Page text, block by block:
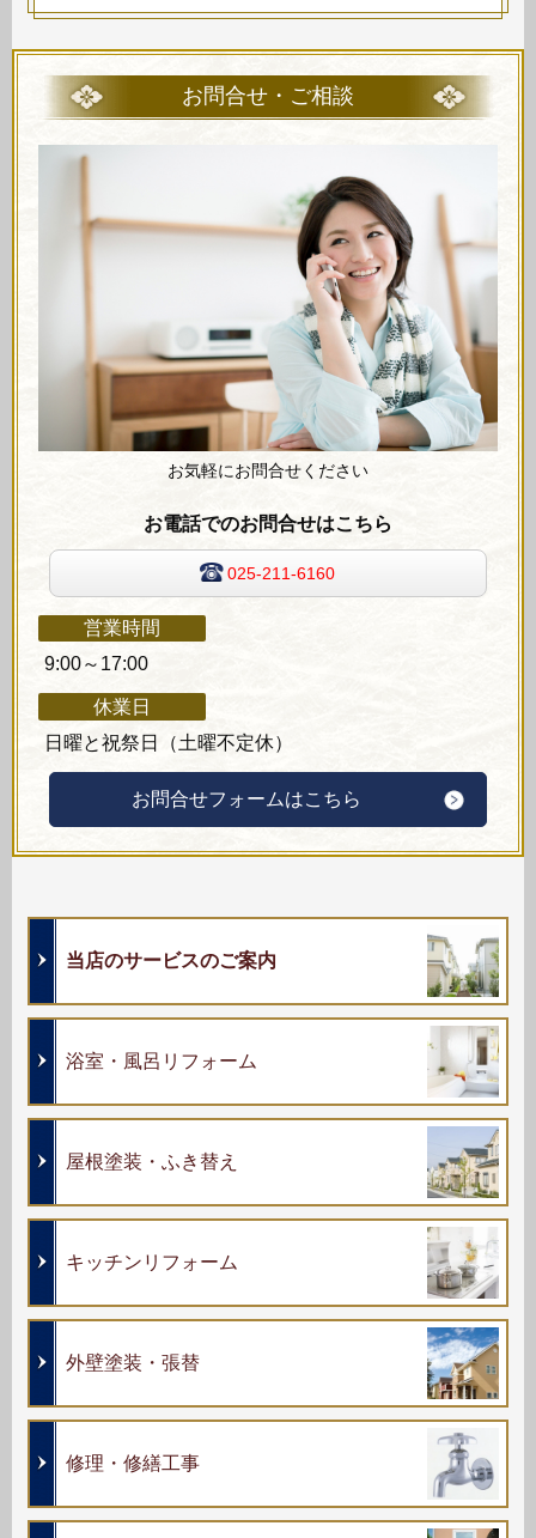
お問合せ・ご相談
お気軽にお問合せください
お電話でのお問合せはこちら
025-211-6160
営業時間
9:00～17:00
休業日
日曜と祝祭日（土曜不定休）
お問合せフォームはこちら
当店のサービスのご案内
浴室・風呂リフォーム
屋根塗装・ふき替え
キッチンリフォーム
外壁塗装・張替
修理・修繕工事